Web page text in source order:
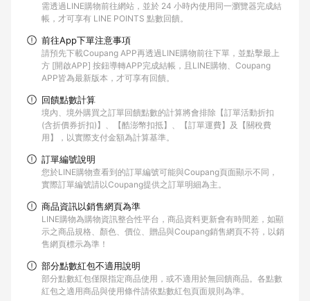
需透過LINE購物前往網站，並於 24 小時內使用同一瀏覽器完成結
帳，才可享有 LINE POINTS 點數回饋。
前往App下單注意事項
請預先下載Coupang APP再透過LINE購物前往下單，並點擊最上
方 [開啟APP] 按鈕導轉APP完成結帳，且LINE購物、Coupang
APP皆為最新版本，才可享有回饋。
回饋點數計算
境內、境外購買之訂單回饋點數的計算將會排除【訂單活動折扣
(含折價券折扣)】、【酷澎幣扣抵】、【訂單運費】及【關稅費
用】，以實際支付金額為計算基準。
訂單編號說明
您於LINE購物查看到的訂單編號可能與Coupang頁面顯示不同，
實際訂單編號請以Coupang提供之訂單明細為主。
商品資訊以銷售網頁為準
LINE購物為購物資訊整合性平台，商品資料更新會有時間差，如顯
示之商品規格、顏色、價位、贈品與Coupang銷售網頁不符，以銷
售網頁標示為準！
部分點數紅包不適用說明
部分點數紅包僅限指定商品使用，或不適用於無回饋商品。各點數
紅包之適用商品與使用條件請依點數紅包頁面規則為準。